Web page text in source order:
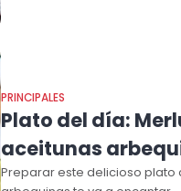
PRINCIPALES
Plato del día:
aceitunas
Preparar este delicioso plato